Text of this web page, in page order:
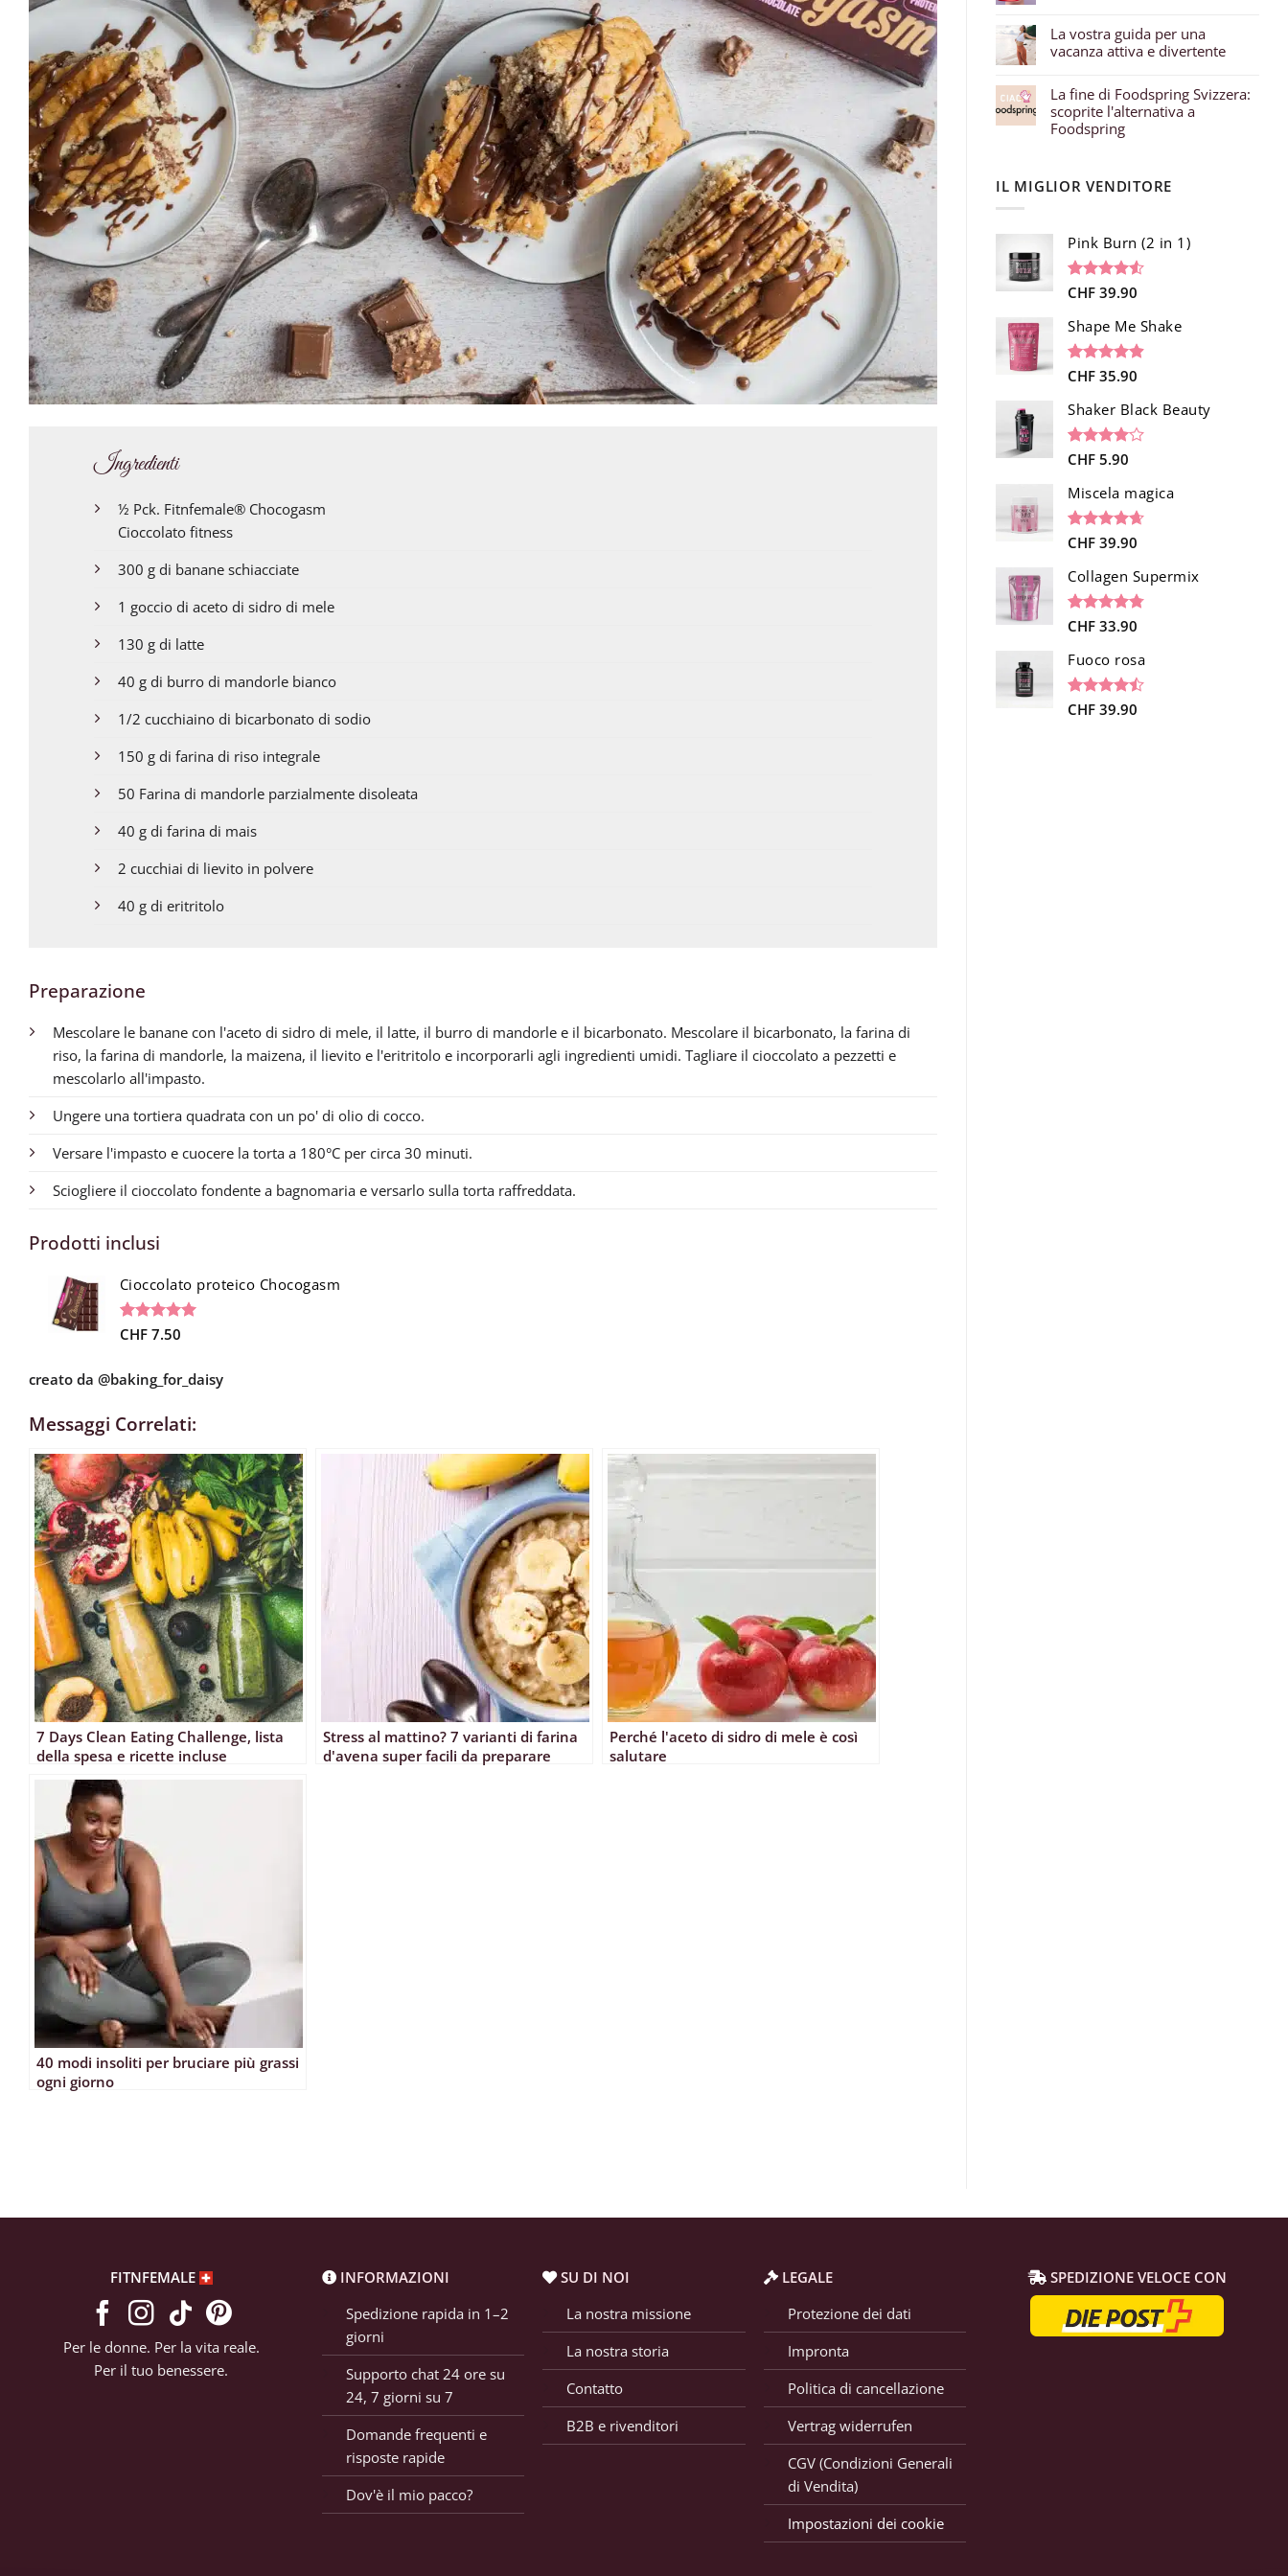
Ingredienti
½ Pck. Fitnfemale® Chocogasm
Cioccolato fitness
300 g di banane schiacciate
1 goccio di aceto di sidro di mele
130 g di latte
40 g di burro di mandorle bianco
1/2 cucchiaino di bicarbonato di sodio
150 g di farina di riso integrale
50 Farina di mandorle parzialmente disoleata
40 g di farina di mais
2 cucchiai di lievito in polvere
40 g di eritritolo
Preparazione
Mescolare le banane con l'aceto di sidro di mele, il latte, il burro di mandorle e il bicarbonato. Mescolare il bicarbonato, la farina di
riso, la farina di mandorle, la maizena, il lievito e l'eritritolo e incorporarli agli ingredienti umidi. Tagliare il cioccolato a pezzetti e
mescolarlo all'impasto.
Ungere una tortiera quadrata con un po' di olio di cocco.
Versare l'impasto e cuocere la torta a 180°C per circa 30 minuti.
Sciogliere il cioccolato fondente a bagnomaria e versarlo sulla torta raffreddata.
Prodotti inclusi
Cioccolato proteico Chocogasm
Valutato
9
recensioni
CHF7.50
creato da @baking_for_daisy
Messaggi Correlati:
7 Days Clean Eating Challenge, lista
della spesa e ricette incluse
Stress al mattino? 7 varianti di farina
d'avena super facili da preparare
Perché l'aceto di sidro di mele è così
salutare
40 modi insoliti per bruciare più grassi
ogni giorno
La vostra guida per una
vacanza attiva e divertente
La fine di Foodspring Svizzera:
scoprite l'alternativa a
Foodspring
IL MIGLIOR VENDITORE
Pink Burn (2 in 1)
Valutato
su base di
96
recensioni
CHF 39.90
Shape Me Shake
Valutato
su base di
40
recensioni
CHF 35.90
Shaker Black Beauty
Valutato
5 su
base di
1
recensioni
CHF 5.90
Miscela magica
Valutato
su base di
34
recensioni
CHF 39.90
Collagen Supermix
Valutato
su base di
26
recensioni
CHF 33.90
Fuoco rosa
Valutato
19
CHF 39.90
FITNFEMALE
Per le donne. Per la vita reale.
Per il tuo benessere.
INFORMAZIONI
Spedizione rapida in 1–2
giorni
Supporto chat 24 ore su
24, 7 giorni su 7
Domande frequenti e
risposte rapide
Dov'è il mio pacco?
SU DI NOI
La nostra missione
La nostra storia
Contatto
B2B e rivenditori
LEGALE
Protezione dei dati
Impronta
Politica di cancellazione
Vertrag widerrufen
CGV (Condizioni Generali
di Vendita)
Impostazioni dei cookie
SPEDIZIONE VELOCE CON